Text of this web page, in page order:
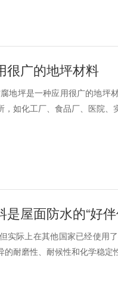
很广的地坪材料
地坪是一种应用很广的地坪
如化工厂、食品厂、医院、
屋面防水的“好伴
实际上在其他国家已经使用
耐磨性、耐候性和化学稳定